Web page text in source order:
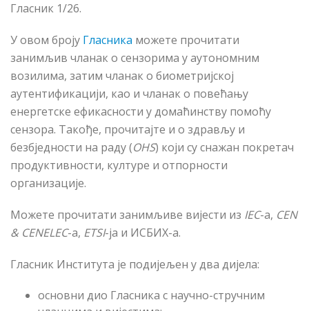
Гласник 1/26.
У овом броју Гласника можете прочитати
занимљив чланак о сензорима у аутономним
возилима, затим чланак о биометријској
аутентификацији, као и чланак о повећању
енергетске ефикасности у домаћинству помоћу
сензора. Такође, прочитајте и о здрављу и
безбједности на раду (OHS) који су снажан покретач
продуктивности, културе и отпорности
организације.
Можете прочитати занимљиве вијести из IEC-a, CEN
& CENELEC-a, ETSI-ја и ИСБИХ-a.
Гласник Института је подијељен у два дијела:
основни дио Гласника с научно-стручним